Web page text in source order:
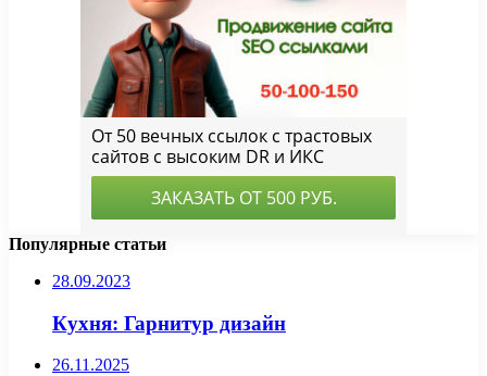
Популярные статьи
28.09.2023
Кухня: Гарнитур дизайн
26.11.2025